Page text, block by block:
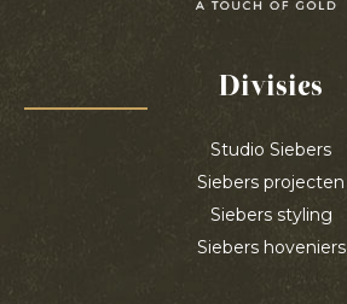
Divisies
Studio Siebers
Siebers projecten
Siebers styling
Siebers hoveniers